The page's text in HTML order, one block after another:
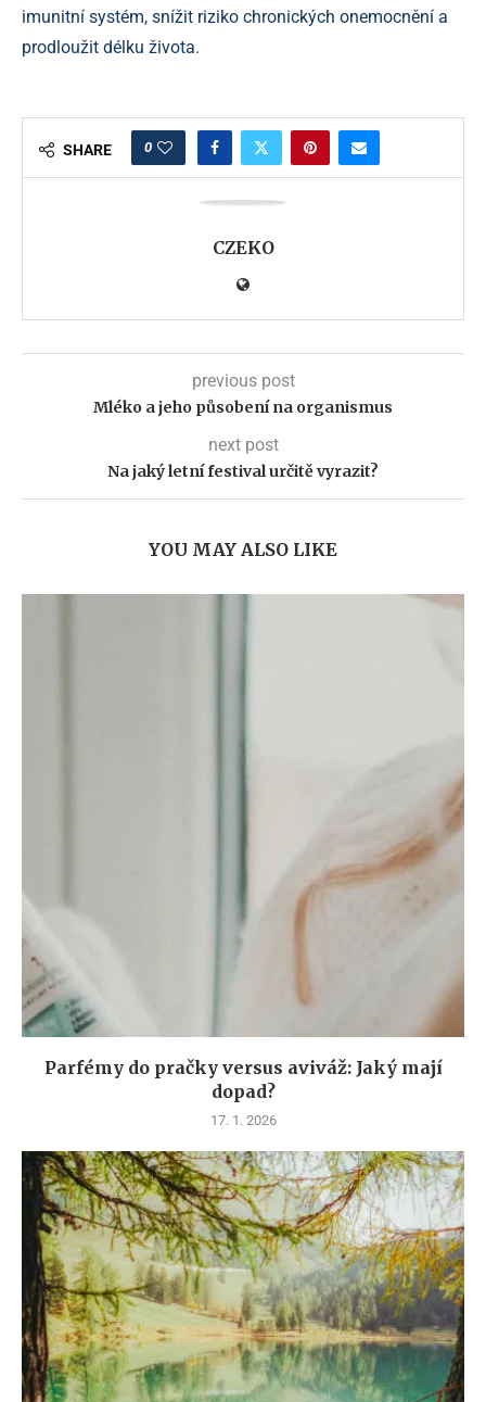
imunitní systém, snížit riziko chronických onemocnění a
prodloužit délku života.
SHARE 0
CZEKO
previous post
Mléko a jeho působení na organismus
next post
Na jaký letní festival určitě vyrazit?
YOU MAY ALSO LIKE
Parfémy do pračky versus aviváž: Jaký mají
dopad?
17. 1. 2026